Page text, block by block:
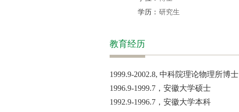
学历： 研究生
教育经历
1999.9-2002.8, 中科院理论物理所博士
1996.9-1999.7，安徽大学硕士
1992.9-1996.7，安徽大学本科